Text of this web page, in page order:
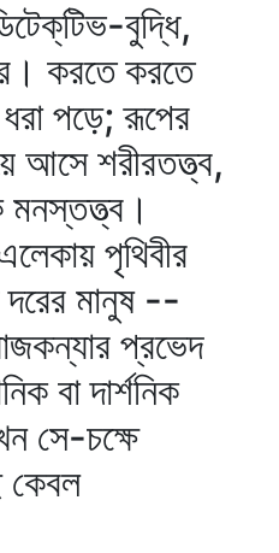
বুদ্ধি,
করতে করতে
পড়ে; রূপের
আসে শরীরতত্ত্ব,
পৃথিবীর
মানুষ --
প্রভেদ
বা দার্শনিক
সে-চক্ষে